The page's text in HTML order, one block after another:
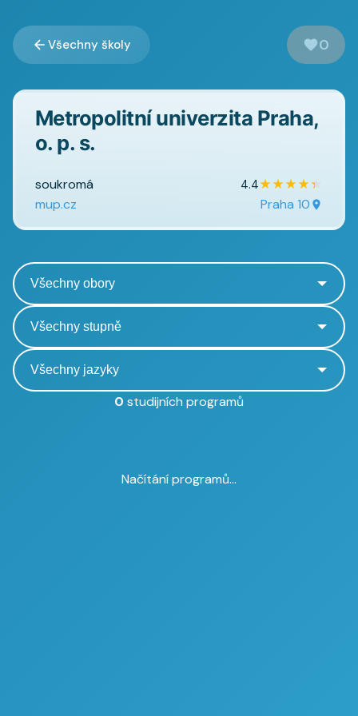
Všechny školy 0
Metropolitní univerzita Praha,
o. p. s.
soukromá 4.4★★★★★
mup.cz Praha 10
0 studijních programů
Načítání programů...